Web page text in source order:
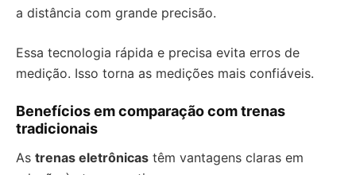
a distância com grande precisão.
Essa tecnologia rápida e precisa evita erros de
medição. Isso torna as medições mais confiáveis.
Benefícios em comparação com trenas
tradicionais
As trenas eletrônicas têm vantagens claras em